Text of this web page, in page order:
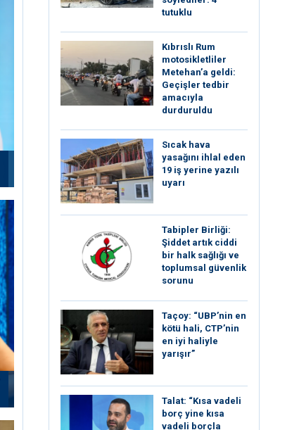
tutuklu
Kıbrıslı Rum
motosikletliler
Metehan’a geldi:
Geçişler tedbir
amacıyla
durduruldu
Sıcak hava
yasağını ihlal eden
19 iş yerine yazılı
uyarı
Tabipler Birliği:
Şiddet artık ciddi
bir halk sağlığı ve
toplumsal güvenlik
sorunu
Taçoy: “UBP’nin en
kötü hali, CTP’nin
en iyi haliyle
yarışır”
Talat: “Kısa vadeli
borç yine kısa
vadeli borçla